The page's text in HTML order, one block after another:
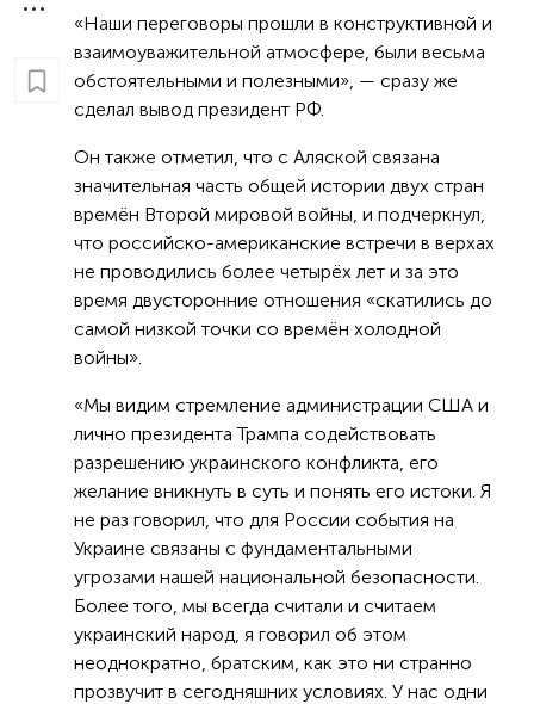
«Наши переговоры прошли в конструктивной и
взаимоуважительной атмосфере, были весьма
обстоятельными и полезными», — сразу же
сделал вывод президент РФ.
Он также отметил, что с Аляской связана
значительная часть общей истории двух стран
времён Второй мировой войны, и подчеркнул,
что российско-американские встречи в верхах
не проводились более четырёх лет и за это
время двусторонние отношения «скатились до
самой низкой точки со времён холодной
войны».
«Мы видим стремление администрации США и
лично президента Трампа содействовать
разрешению украинского конфликта, его
желание вникнуть в суть и понять его истоки. Я
не раз говорил, что для России события на
Украине связаны с фундаментальными
угрозами нашей национальной безопасности.
Более того, мы всегда считали и считаем
украинский народ, я говорил об этом
неоднократно, братским, как это ни странно
прозвучит в сегодняшних условиях. У нас одни